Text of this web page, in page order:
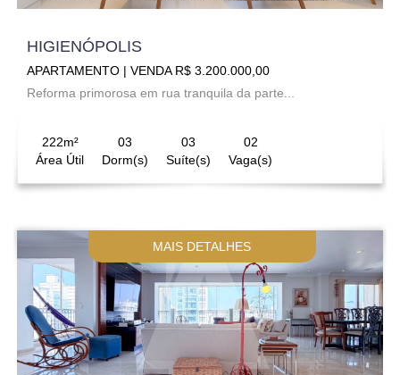
HIGIENÓPOLIS
APARTAMENTO | VENDA R$ 3.200.000,00
Reforma primorosa em rua tranquila da parte...
222m²
Área Útil
03
Dorm(s)
03
Suíte(s)
02
Vaga(s)
MAIS DETALHES